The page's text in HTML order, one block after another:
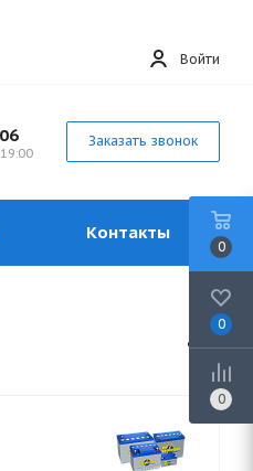
Войти
Заказать звонок
Контакты
0
0
0